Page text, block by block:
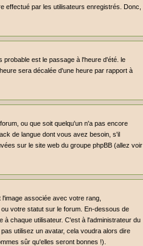
effectué par les utilisateurs enregistrés. Donc,
est le passage à l'heure d'été. le
sera décalée d'une heure par rapport à
ou que soit quelqu'un n'a pas encore
de langue dont vous avez besoin, s'il
sur le site web du groupe phpBB (allez voir
associée avec votre rang,
votre statut sur le forum. En-dessous de
à chaque utilisateur. C'est à l'administrateur du
utilisez un avatar, cela voudra alors dire
sûr qu'elles seront bonnes !).